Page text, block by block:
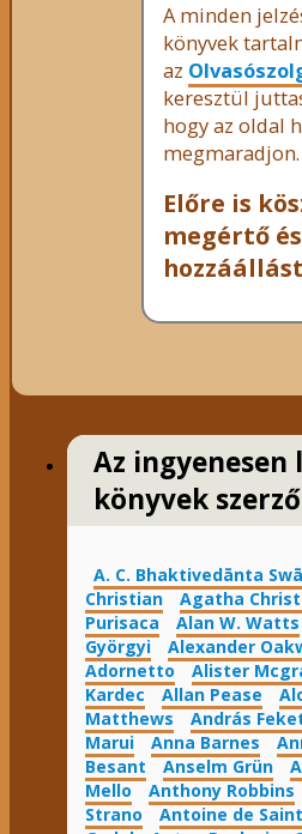
A minden
könyvek
az
keresztül
hogy az oldal
megmaradjon.
Előre is
megértő
Az
könyvek
A. C. Bhaktivedānta
Christian
Agatha
Purisaca
Alan W. Watts
Györgyi
Alexander
Adornetto
Alister
Kardec
Allan Pease
Matthews
András
Marui
Anna Barnes
Besant
Anselm Grün
Mello
Anthony Robbins
Strano
Antoine de